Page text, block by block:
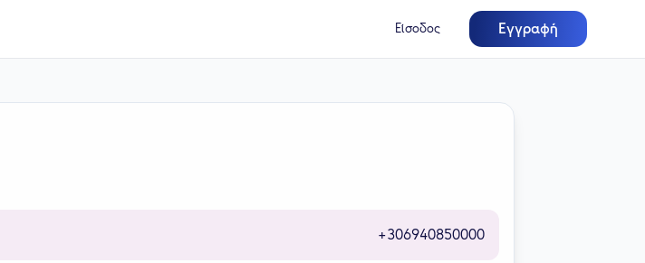
Είσοδος Εγγραφή
+306940850000